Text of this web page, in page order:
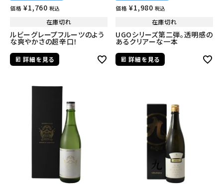
価格 ¥1,760 税込
在庫切れ
ルビーグレープフルーツのよう
な爽やかさの超辛口！
詳細を見る
価格 ¥1,980 税込
在庫切れ
UGOシリーズ第二弾。透明感の
あるクリアーな一本
詳細を見る